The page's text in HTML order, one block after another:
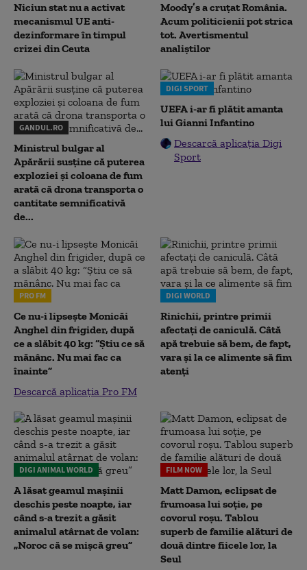
Niciun stat nu a activat
mecanismul UE anti-
dezinformare în timpul
crizei din Ceuta
Moody’s a cruțat România.
Acum politicienii pot strica
tot. Avertismentul
analiștilor
GANDUL.RO
Ministrul bulgar al
Apărării susține că puterea
exploziei și coloana de fum
arată că drona transporta o
cantitate semnificativă
de...
DIGI SPORT
UEFA i-ar fi plătit amanta
lui Gianni Infantino
Descarcă aplicația Digi
Sport
PRO FM
Ce nu-i lipsește Monicăi
Anghel din frigider, după
ce a slăbit 40 kg: “Știu ce să
mănânc. Nu mai fac ca
înainte”
Descarcă aplicația Pro FM
DIGI WORLD
Rinichii, printre primii
afectați de caniculă. Câtă
apă trebuie să bem, de fapt,
vara și la ce alimente să fim
atenți
DIGI ANIMAL WORLD
A lăsat geamul mașinii
deschis peste noapte, iar
când s-a trezit a găsit
animalul atârnat de volan:
„Noroc că se mișcă greu”
FILM NOW
Matt Damon, eclipsat de
frumoasa lui soție, pe
covorul roșu. Tablou
superb de familie alături de
două dintre fiicele lor, la
Seul